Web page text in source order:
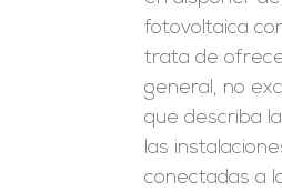
fotovoltaica
trata de
general, no
que describa
las
conectadas a